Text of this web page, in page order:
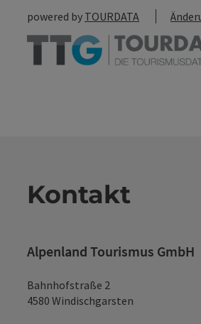
powered by TOURDATA
Kontakt
Alpenland Tourismus GmbH
Bahnhofstraße 2
4580 Windischgarsten